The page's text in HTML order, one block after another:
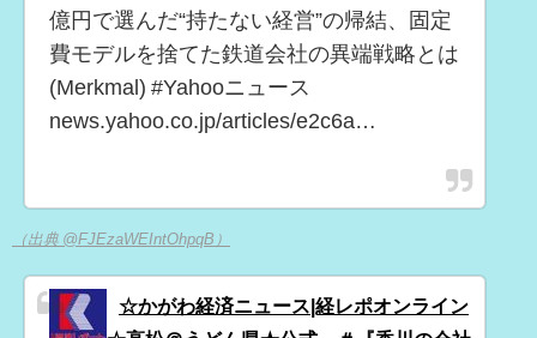
億円で選んだ“持たない経営”の帰結、固定
費モデルを捨てた鉄道会社の異端戦略とは
(Merkmal) #Yahooニュース
news.yahoo.co.jp/articles/e2c6a…
（出典 @FJEzaWEIntOhpqB）
☆かがわ経済ニュース|経レポオンライン